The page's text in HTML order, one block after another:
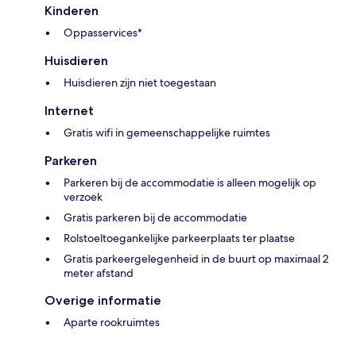
Kinderen
Oppasservices*
Huisdieren
Huisdieren zijn niet toegestaan
Internet
Gratis wifi in gemeenschappelijke ruimtes
Parkeren
Parkeren bij de accommodatie is alleen mogelijk op
verzoek
Gratis parkeren bij de accommodatie
Rolstoeltoegankelijke parkeerplaats ter plaatse
Gratis parkeergelegenheid in de buurt op maximaal 2
meter afstand
Overige informatie
Aparte rookruimtes